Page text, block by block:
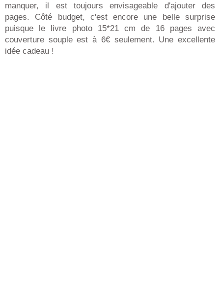
manquer, il est toujours envisageable d'ajouter des
pages. Côté budget, c'est encore une belle surprise
puisque le livre photo 15*21 cm de 16 pages avec
couverture souple est à 6€ seulement. Une excellente
idée cadeau !